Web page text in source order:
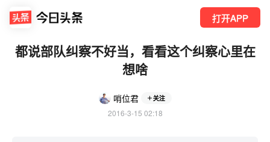
打开APP
都说部队纠察不好当，看看这个纠察心里在
想啥
哨位君 关注
2016-3-15 02:18